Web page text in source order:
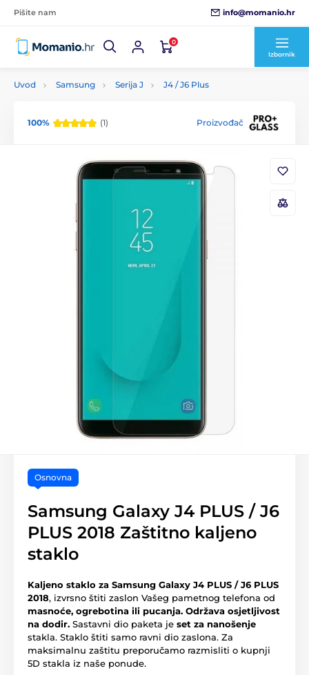
Pišite nam info@momanio.hr
0
Izbornik
Uvod Samsung Serija J J4 / J6 Plus
100% (1) Proizvođač
Osnovna
Samsung Galaxy J4 PLUS / J6
PLUS 2018 Zaštitno kaljeno
staklo
Kaljeno staklo za Samsung Galaxy J4 PLUS / J6 PLUS
2018, izvrsno štiti zaslon Vašeg pametnog telefona od
masnoće, ogrebotina ili pucanja. Održava osjetljivost
na dodir. Sastavni dio paketa je set za nanošenje
stakla. Staklo štiti samo ravni dio zaslona. Za
maksimalnu zaštitu preporučamo razmisliti o kupnji
5D stakla iz naše ponude.